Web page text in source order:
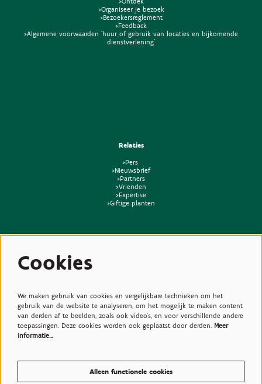
>Organiseer je bezoek
>Bezoekersreglement
>Feedback
>Algemene voorwaarden 'huur of gebruik van locaties en bijkomende
dienstverlening'
Relaties
>Pers
>Nieuwsbrief
>Partners
>Vrienden
>Expertise
>Giftige planten
Cookies
We maken gebruik van cookies en vergelijkbare technieken om het
gebruik van de website te analyseren, om het mogelijk te maken content
van derden af te beelden, zoals ook video’s, en voor verschillende andere
toepassingen. Deze cookies worden ook geplaatst door derden. Meer
informatie…
Alleen functionele cookies